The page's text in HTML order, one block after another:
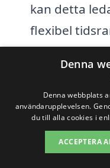
kan detta
flexibel
priserna
Lagar och
behöver
lagar och
extra
Denna
Denna webbplats
användarupplevelsen.
du till alla cookies i
ACCEPTERA